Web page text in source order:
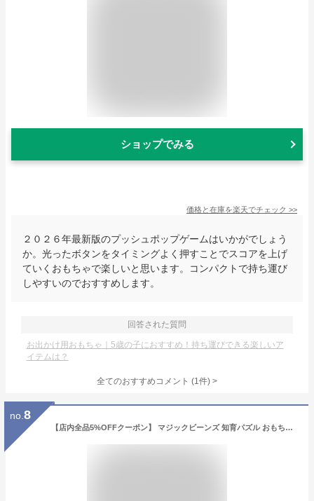
ショップでみる
価格と在庫を楽天でチェック >>
２０２６年最新版のプッシュポップゲームはいかがでしょう
か。光ったボタンをタイミングよく押すことでスコアを上げ
ていくおもちゃで楽しいと思います。コンパクトで持ち運び
しやすいのでおすすめします。
回答された質問
お出かけ用おもちゃ｜5歳の子におすすめ！持ち運びできる楽しいア
イテムは？
全てのおすすめコメント (1件) >
no. 8
【店内全品5%OFFクーポン】 マジックビーンズ 知育パズル おもちゃ パズル 知育玩具 子供 無限キューブ 3歳 4歳 5歳 立体 小学生 知育おもちゃ マジック豆キューブ 脳トレ キッズ 子ども こども 子供会 景品 誕生日 プレゼント ギフト 夏